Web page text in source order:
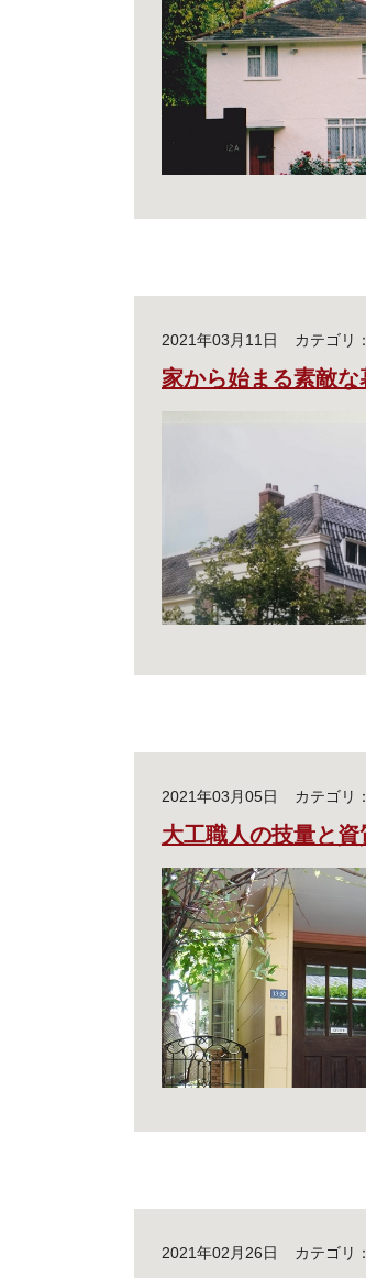
2021年03月11日 カテゴリ：
家から始まる素敵な
2021年03月05日 カテゴリ：
大工職人の技量と資
2021年02月26日 カテゴリ：